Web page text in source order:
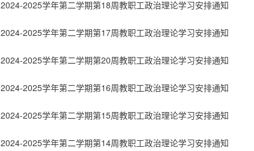
2024-2025学年第二学期第18周教职工政治理论学习安排通知
2024-2025学年第二学期第17周教职工政治理论学习安排通知
2024-2025学年第二学期第20周教职工政治理论学习安排通知
2024-2025学年第二学期第16周教职工政治理论学习安排通知
2024-2025学年第二学期第15周教职工政治理论学习安排通知
2024-2025学年第二学期第14周教职工政治理论学习安排通知